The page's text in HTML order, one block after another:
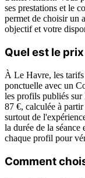
ses prestations et le
permet de choisir un
objectif et votre
Quel est le
À Le Havre, les tarifs
ponctuelle avec un
les profils publiés
87 €, calculée à
surtout de
la durée de la
chaque profil pour
Comment